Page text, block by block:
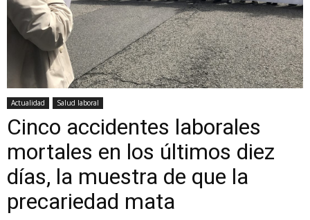
Actualidad Salud laboral
Cinco accidentes laborales
mortales en los últimos diez
días, la muestra de que la
precariedad mata